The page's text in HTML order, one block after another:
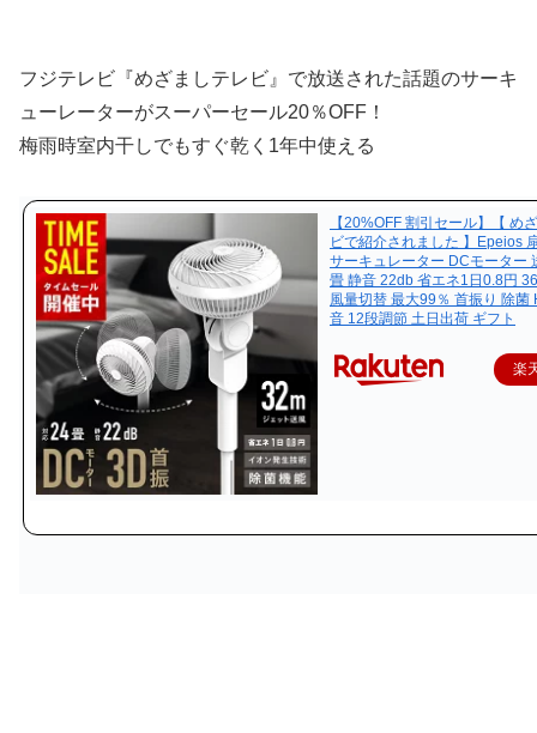
フジテレビ『めざましテレビ』で放送された話題のサーキ
ューレーターがスーパーセール20％OFF！
梅雨時室内干しでもすぐ乾く1年中使える
【20%OFF 割引セール】【 め
ビで紹介されました 】Epeios
サーキュレーター DCモーター
畳 静音 22db 省エネ1日0.8円
風量切替 最大99％ 首振り 除菌
音 12段調節 土日出荷 ギフト
楽